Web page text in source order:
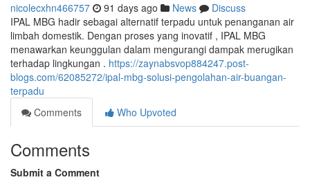
nicolecxhn466757 91 days ago News
Discuss
IPAL MBG hadir sebagai alternatif terpadu untuk penanganan air
limbah domestik. Dengan proses yang inovatif , IPAL MBG
menawarkan keunggulan dalam mengurangi dampak merugikan
terhadap lingkungan . https://zaynabsvop884247.post-
blogs.com/62085272/ipal-mbg-solusi-pengolahan-air-buangan-
terpadu
Comments
Who Upvoted
Comments
Submit a Comment